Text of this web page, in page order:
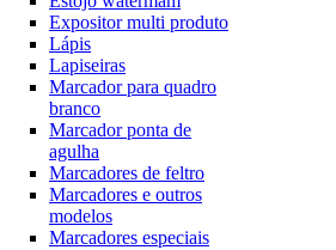
Expositor multi produto
Lápis
Lapiseiras
Marcador para quadro
branco
Marcador ponta de
agulha
Marcadores de feltro
Marcadores e outros
modelos
Marcadores especiais